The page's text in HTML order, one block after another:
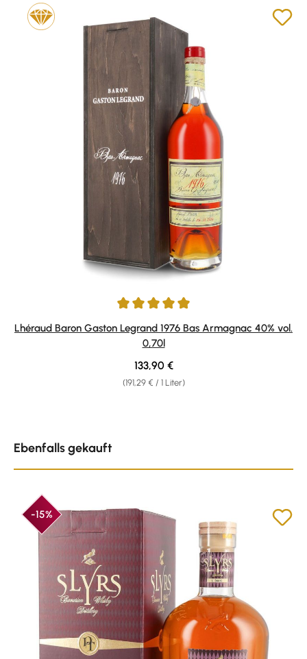
Durchschnittliche Bewertung von 5 von 5 Sternen
Lhéraud Baron Gaston Legrand 1976 Bas Armagnac 40% vol.
0,70l
(191,29 € / 1 Liter)
Regulärer Preis:
133,90 €
Ebenfalls gekauft
-15%